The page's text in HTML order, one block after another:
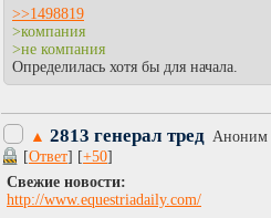
>>1498819
>компания
>не компания
Определилась хотя бы для начала.
▲ 2813 генерал тред Аноним
[Ответ] [+50]
Свежие новости:
http://www.equestriadaily.com/